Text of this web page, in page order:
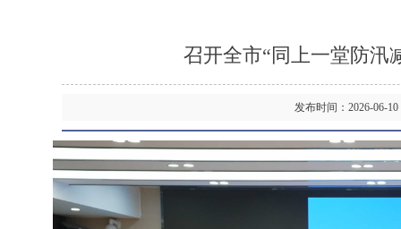
召开全市“同上一堂防汛
发布时间：2026-